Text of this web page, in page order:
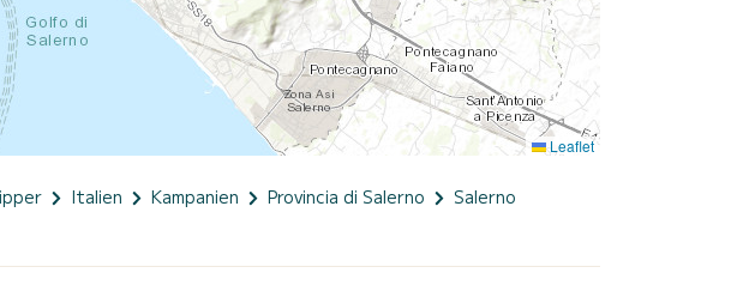
Leaflet
Italien Kampanien Provincia di Salerno
Salerno